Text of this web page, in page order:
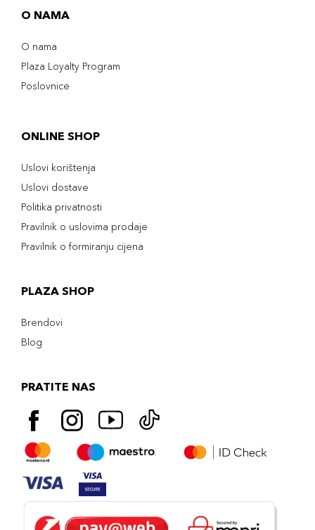
O NAMA
O nama
Plaza Loyalty Program
Poslovnice
ONLINE SHOP
Uslovi korištenja
Uslovi dostave
Politika privatnosti
Pravilnik o uslovima prodaje
Pravilnik o formiranju cijena
PLAZA SHOP
Brendovi
Blog
PRATITE NAS